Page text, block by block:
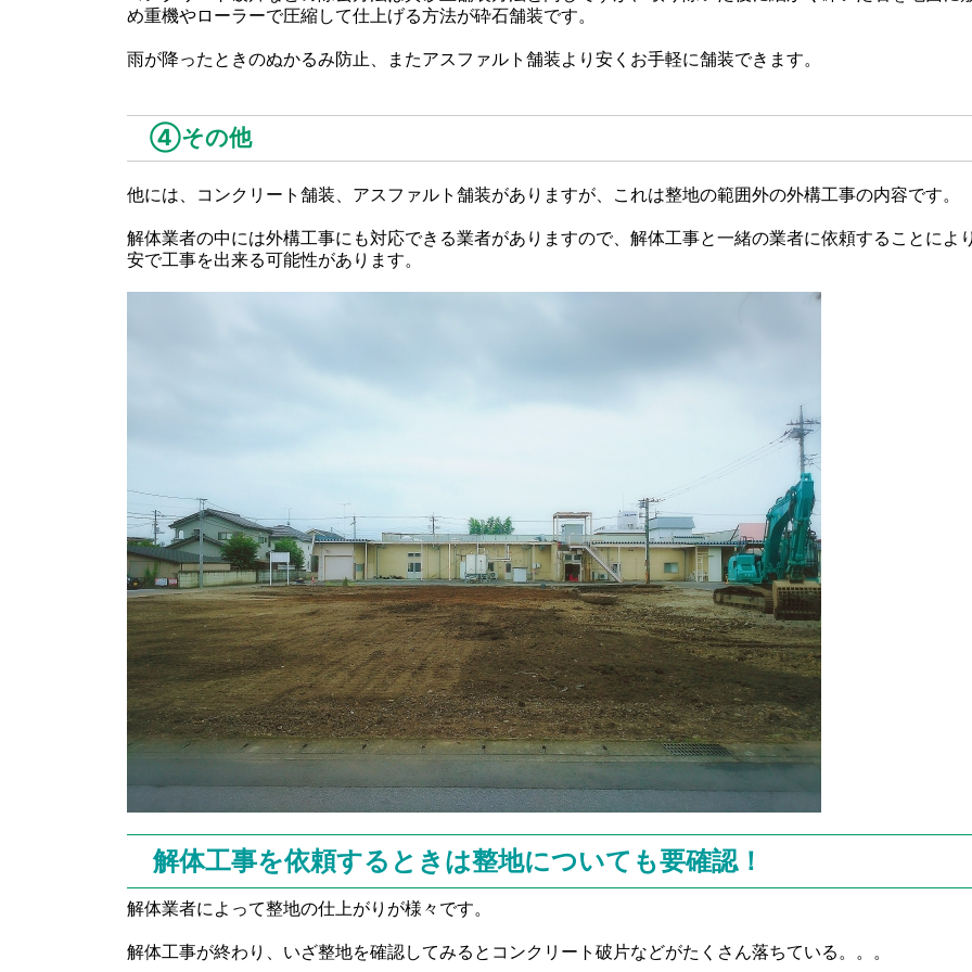
め重機やローラーで圧縮して仕上げる方法が砕石舗装です。
雨が降ったときのぬかるみ防止、またアスファルト舗装より安くお手軽に舗装できます。
④その他
他には、コンクリート舗装、アスファルト舗装がありますが、これは整地の範囲外の外構工事の内容です。
解体業者の中には外構工事にも対応できる業者がありますので、解体工事と一緒の業者に依頼することによ
安で工事を出来る可能性があります。
解体工事を依頼するときは整地についても要確認！
解体業者によって整地の仕上がりが様々です。
解体工事が終わり、いざ整地を確認してみるとコンクリート破片などがたくさん落ちている。。。